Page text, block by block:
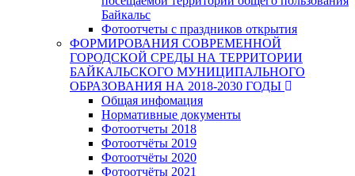
Байкальс
Фотоотчеты с праздников открытия
ФОРМИРОВАНИЯ СОВРЕМЕННОЙ
ГОРОДСКОЙ СРЕДЫ НА ТЕРРИТОРИИ
БАЙКАЛЬСКОГО МУНИЦИПАЛЬНОГО
ОБРАЗОВАНИЯ НА 2018-2030 ГОДЫ
Общая инфомация
Нормативные документы
Фотоотчеты 2018
Фотоотчёты 2019
Фотоотчёты 2020
Фотоотчёты 2021